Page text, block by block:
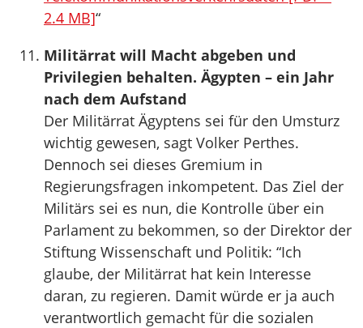
2.4 MB]“
Militärrat will Macht abgeben und
Privilegien behalten. Ägypten – ein Jahr
nach dem Aufstand
Der Militärrat Ägyptens sei für den Umsturz
wichtig gewesen, sagt Volker Perthes.
Dennoch sei dieses Gremium in
Regierungsfragen inkompetent. Das Ziel der
Militärs sei es nun, die Kontrolle über ein
Parlament zu bekommen, so der Direktor der
Stiftung Wissenschaft und Politik: “Ich
glaube, der Militärrat hat kein Interesse
daran, zu regieren. Damit würde er ja auch
verantwortlich gemacht für die sozialen